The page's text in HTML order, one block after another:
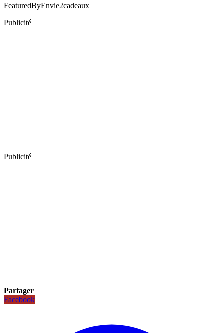
FeaturedByEnvie2cadeaux
Publicité
Publicité
Partager
Facebook